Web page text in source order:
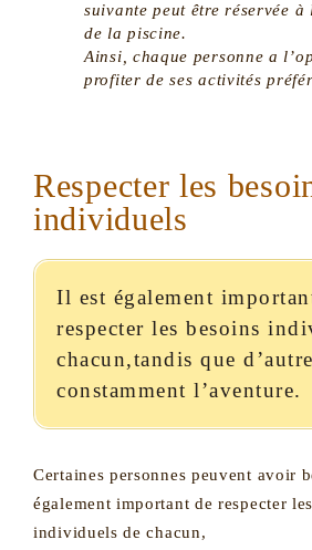
suivante peut être réservée
de la piscine.
Ainsi, chaque personne a
profiter de ses activités
Respecter les
individuels
Il est également
respecter les besoins
chacun,tandis que
constamment l’aventure.
Certaines personnes peuvent avoir
également important de respecter
individuels de chacun,